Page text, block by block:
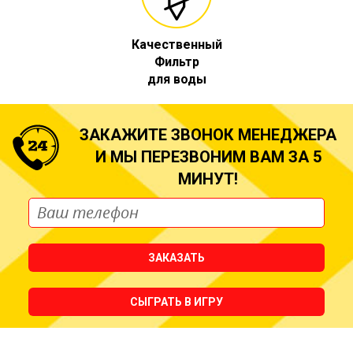
Качественный
Фильтр
для воды
ЗАКАЖИТЕ ЗВОНОК МЕНЕДЖЕРА
И МЫ ПЕРЕЗВОНИМ ВАМ ЗА 5
МИНУТ!
ЗАКАЗАТЬ
СЫГРАТЬ В ИГРУ